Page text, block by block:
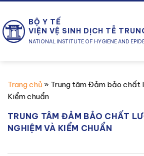
nội
dung
BỘ Y TẾ
VIỆN VỆ SINH DỊCH TỄ
NATIONAL INSTITUTE OF HYGIENE AND
Trang chủ » Trung tâm Đảm bảo chất
Kiểm chuẩn
TRUNG TÂM ĐẢM BẢO CHẤT
NGHIỆM VÀ KIỂM CHUẨN